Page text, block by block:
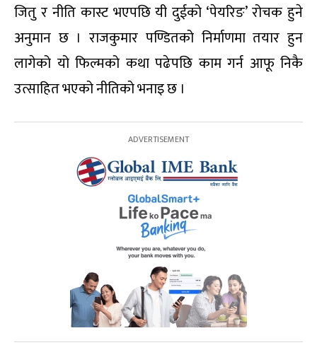
जितु र नीति कास्ट भएपछि यी दुईको ‘पेयरिङ’ रोचक हुने
अनुमान छ । राजकुमार पण्डितको निर्माणमा तयार हुन
लागेको यो फिल्मको कथा पढेपछि काम गर्न आफू निकै
उत्साहित भएको नीतिको भनाइ छ ।